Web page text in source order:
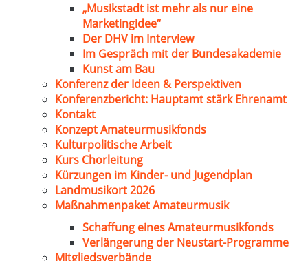
„Musikstadt ist mehr als nur eine
Marketingidee“
Der DHV im Interview
Im Gespräch mit der Bundesakademie
Kunst am Bau
Konferenz der Ideen & Perspektiven
Konferenzbericht: Hauptamt stärk Ehrenamt
Kontakt
Konzept Amateurmusikfonds
Kulturpolitische Arbeit
Kurs Chorleitung
Kürzungen im Kinder- und Jugendplan
Landmusikort 2026
Maßnahmenpaket Amateurmusik
Schaffung eines Amateurmusikfonds
Verlängerung der Neustart-Programme
Mitgliedsverbände